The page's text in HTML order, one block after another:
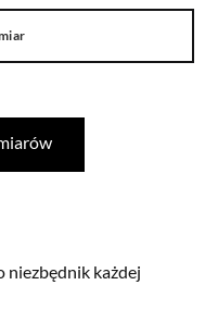
niezbędnik każdej